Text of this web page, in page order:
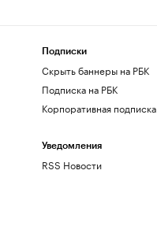
Подписки
Скрыть баннеры на РБК
Подписка на РБК
Корпоративная подписка
Уведомления
RSS Новости